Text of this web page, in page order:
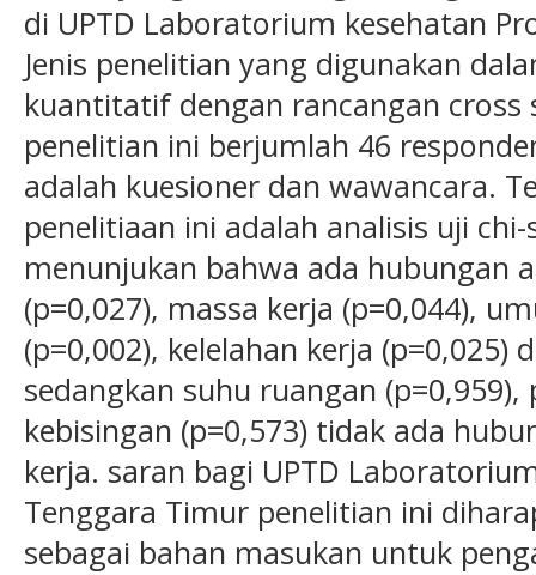
di UPTD Laboratorium kesehatan
Jenis penelitian yang digunakan
kuantitatif dengan rancangan cross
penelitian ini berjumlah 46
adalah kuesioner dan wawancara.
penelitiaan ini adalah analisis uji
menunjukan bahwa ada hubungan
(p=0,027), massa kerja (p=0,044),
(p=0,002), kelelahan kerja (p=0,025)
sedangkan suhu ruangan (p=0,959),
kebisingan (p=0,573) tidak ada
kerja. saran bagi UPTD
Tenggara Timur penelitian ini
sebagai bahan masukan untuk